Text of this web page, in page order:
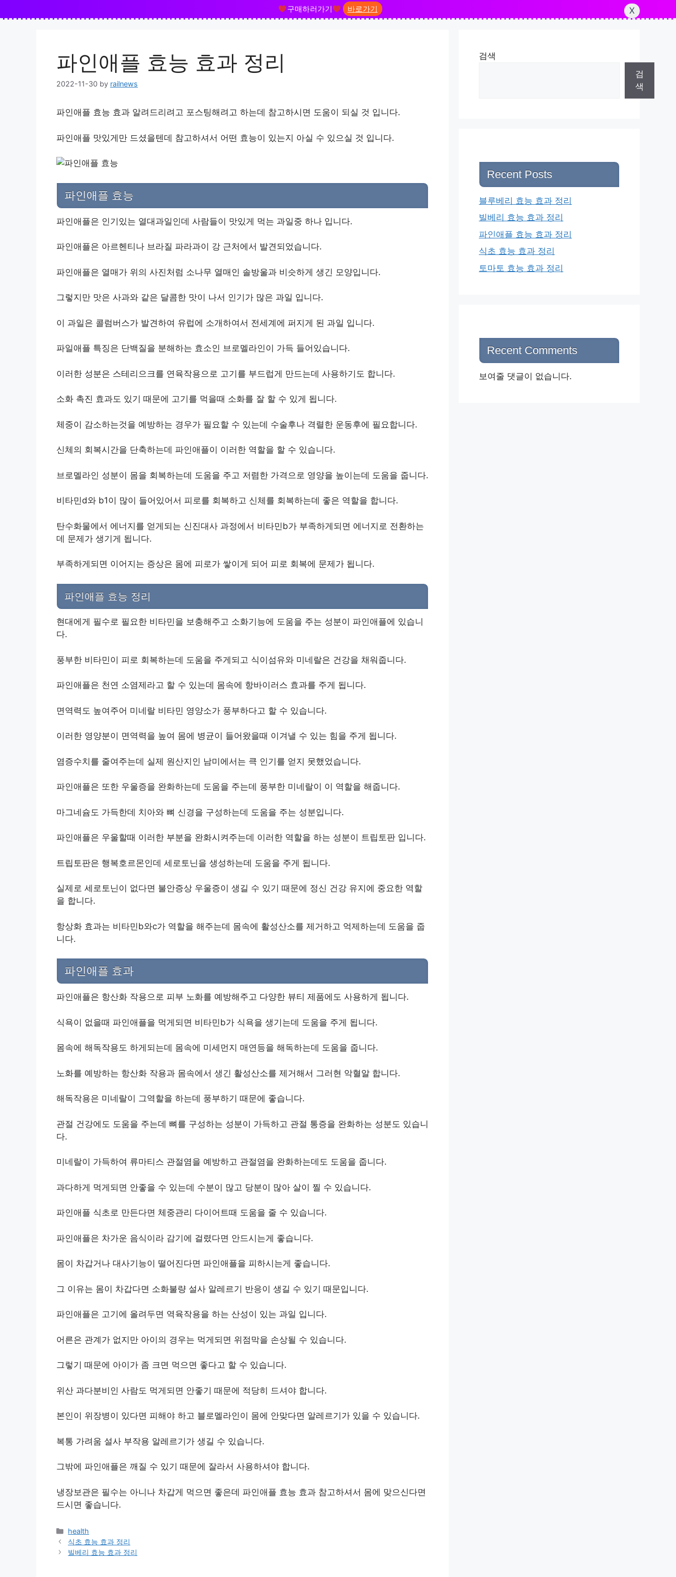
구매하러가기 바로가기
X
파인애플 효능 효과 정리
2022-11-30 by railnews
파인애플 효능 효과 알려드리려고 포스팅해려고 하는데 참고하시면 도움이 되실 것 입니다.
파인애플 맛있게만 드셨을텐데 참고하셔서 어떤 효능이 있는지 아실 수 있으실 것 입니다.
파인애플 효능
파인애플은 인기있는 열대과일인데 사람들이 맛있게 먹는 과일중 하나 입니다.
파인애플은 아르헨티나 브라질 파라과이 강 근처에서 발견되었습니다.
파인애플은 열매가 위의 사진처럼 소나무 열매인 솔방울과 비슷하게 생긴 모양입니다.
그렇지만 맛은 사과와 같은 달콤한 맛이 나서 인기가 많은 과일 입니다.
이 과일은 콜럼버스가 발견하여 유럽에 소개하여서 전세계에 퍼지게 된 과일 입니다.
파일애플 특징은 단백질을 분해하는 효소인 브로멜라인이 가득 들어있습니다.
이러한 성분은 스테리으크를 연육작용으로 고기를 부드럽게 만드는데 사용하기도 합니다.
소화 촉진 효과도 있기 때문에 고기를 먹을때 소화를 잘 할 수 있게 됩니다.
체중이 감소하는것을 예방하는 경우가 필요할 수 있는데 수술후나 격렬한 운동후에 필요합니다.
신체의 회복시간을 단축하는데 파인애플이 이러한 역할을 할 수 있습니다.
브로멜라인 성분이 몸을 회복하는데 도움을 주고 저렴한 가격으로 영양을 높이는데 도움을 줍니다.
비타민d와 b1이 많이 들어있어서 피로를 회복하고 신체를 회복하는데 좋은 역할을 합니다.
탄수화물에서 에너지를 얻게되는 신진대사 과정에서 비타민b가 부족하게되면 에너지로 전환하는
데 문제가 생기게 됩니다.
부족하게되면 이어지는 증상은 몸에 피로가 쌓이게 되어 피로 회복에 문제가 됩니다.
파인애플 효능 정리
현대에게 필수로 필요한 비타민을 보충해주고 소화기능에 도움을 주는 성분이 파인애플에 있습니
다.
풍부한 비타민이 피로 회복하는데 도움을 주게되고 식이섬유와 미네랄은 건강을 채워줍니다.
파인애플은 천연 소염제라고 할 수 있는데 몸속에 항바이러스 효과를 주게 됩니다.
면역력도 높여주어 미네랄 비타민 영양소가 풍부하다고 할 수 있습니다.
이러한 영양분이 면역력을 높여 몸에 병균이 들어왔을때 이겨낼 수 있는 힘을 주게 됩니다.
염증수치를 줄여주는데 실제 원산지인 남미에서는 큭 인기를 얻지 못했었습니다.
파인애플은 또한 우울증을 완화하는데 도움을 주는데 풍부한 미네랄이 이 역할을 해줍니다.
마그네슘도 가득한데 치아와 뼈 신경을 구성하는데 도움을 주는 성분입니다.
파인애플은 우울할때 이러한 부분을 완화시켜주는데 이러한 역할을 하는 성분이 트립토판 입니다.
트립토판은 행복호르몬인데 세로토닌을 생성하는데 도움을 주게 됩니다.
실제로 세로토닌이 없다면 불안증상 우울증이 생길 수 있기 때문에 정신 건강 유지에 중요한 역할
을 합니다.
항상화 효과는 비타민b와c가 역할을 해주는데 몸속에 활성산소를 제거하고 억제하는데 도움을 줍
니다.
파인애플 효과
파인애플은 항산화 작용으로 피부 노화를 예방해주고 다양한 뷰티 제품에도 사용하게 됩니다.
식욕이 없을때 파인애플을 먹게되면 비타민b가 식욕을 생기는데 도움을 주게 됩니다.
몸속에 해독작용도 하게되는데 몸속에 미세먼지 매연등을 해독하는데 도움을 줍니다.
노화를 예방하는 항산화 작용과 몸속에서 생긴 활성산소를 제거해서 그러현 악혈알 합니다.
해독작용은 미네랄이 그역할을 하는데 풍부하기 때문에 좋습니다.
관절 건강에도 도움을 주는데 뼈를 구성하는 성분이 가득하고 관절 통증을 완화하는 성분도 있습니
다.
미네랄이 가득하여 류마티스 관절염을 예방하고 관절염을 완화하는데도 도움을 줍니다.
과다하게 먹게되면 안좋을 수 있는데 수분이 많고 당분이 많아 살이 찔 수 있습니다.
파인애플 식초로 만든다면 체중관리 다이어트때 도움을 줄 수 있습니다.
파인애플은 차가운 음식이라 감기에 걸렸다면 안드시는게 좋습니다.
몸이 차갑거나 대사기능이 떨어진다면 파인애플을 피하시는게 좋습니다.
그 이유는 몸이 차갑다면 소화불량 설사 알레르기 반응이 생길 수 있기 때문입니다.
파인애플은 고기에 올려두면 역육작용을 하는 산성이 있는 과일 입니다.
어른은 관계가 없지만 아이의 경우는 먹게되면 위점막을 손상될 수 있습니다.
그렇기 때문에 아이가 좀 크면 먹으면 좋다고 할 수 있습니다.
위산 과다분비인 사람도 먹게되면 안좋기 때문에 적당히 드셔야 합니다.
본인이 위장병이 있다면 피해야 하고 블로멜라인이 몸에 안맞다면 알레르기가 있을 수 있습니다.
복통 가려움 설사 부작용 알레르기가 생길 수 있습니다.
그밖에 파인애플은 깨질 수 있기 때문에 잘라서 사용하셔야 합니다.
냉장보관은 필수는 아니나 차갑게 먹으면 좋은데 파인애플 효능 효과 참고하셔서 몸에 맞으신다면
드시면 좋습니다.
Categories
health
식초 효능 효과 정리
빌베리 효능 효과 정리
검색
검
색
Recent Posts
블루베리 효능 효과 정리
빌베리 효능 효과 정리
파인애플 효능 효과 정리
식초 효능 효과 정리
토마토 효능 효과 정리
Recent Comments
보여줄 댓글이 없습니다.